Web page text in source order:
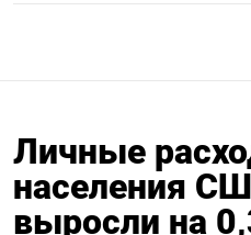
Личные
населения
выросли на